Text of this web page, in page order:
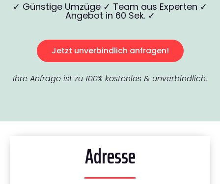
✓ Günstige Umzüge ✓ Team aus Experten ✓
Angebot in 60 Sek. ✓
Jetzt unverbindlich anfragen!
Ihre Anfrage ist zu 100% kostenlos & unverbindlich.
Adresse